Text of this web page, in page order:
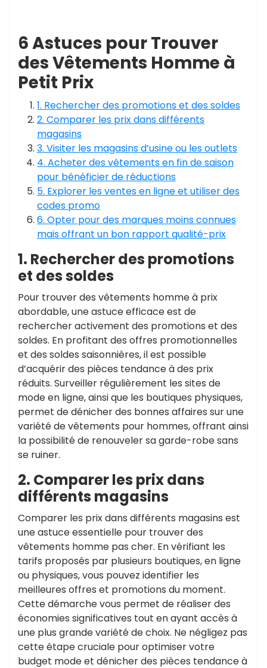
6 Astuces pour Trouver
des Vêtements Homme à
Petit Prix
1. Rechercher des promotions et des soldes
2. Comparer les prix dans différents
magasins
3. Visiter les magasins d’usine ou les outlets
4. Acheter des vêtements en fin de saison
pour bénéficier de réductions
5. Explorer les ventes en ligne et utiliser des
codes promo
6. Opter pour des marques moins connues
mais offrant un bon rapport qualité-prix
1. Rechercher des promotions
et des soldes
Pour trouver des vêtements homme à prix
abordable, une astuce efficace est de
rechercher activement des promotions et des
soldes. En profitant des offres promotionnelles
et des soldes saisonnières, il est possible
d’acquérir des pièces tendance à des prix
réduits. Surveiller régulièrement les sites de
mode en ligne, ainsi que les boutiques physiques,
permet de dénicher des bonnes affaires sur une
variété de vêtements pour hommes, offrant ainsi
la possibilité de renouveler sa garde-robe sans
se ruiner.
2. Comparer les prix dans
différents magasins
Comparer les prix dans différents magasins est
une astuce essentielle pour trouver des
vêtements homme pas cher. En vérifiant les
tarifs proposés par plusieurs boutiques, en ligne
ou physiques, vous pouvez identifier les
meilleures offres et promotions du moment.
Cette démarche vous permet de réaliser des
économies significatives tout en ayant accès à
une plus grande variété de choix. Ne négligez pas
cette étape cruciale pour optimiser votre
budget mode et dénicher des pièces tendance à